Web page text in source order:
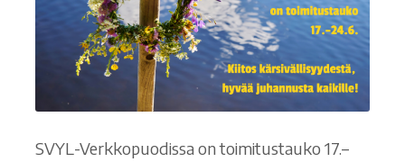
SVYL-Verkkopuodissa on toimitustauko 17.–